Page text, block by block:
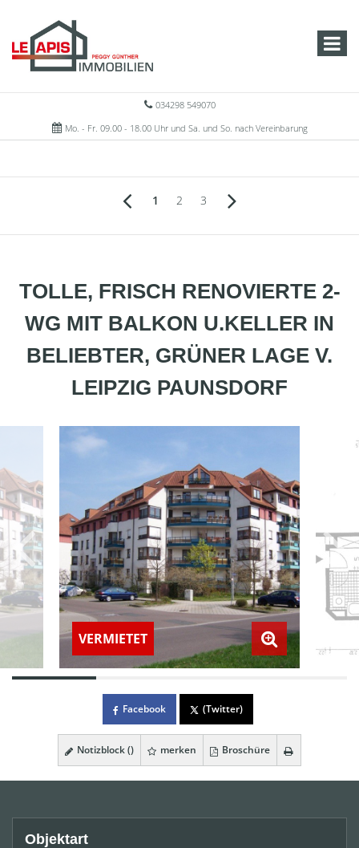
034298 549070
Mo. - Fr. 09.00 - 18.00 Uhr und Sa. und So. nach Vereinbarung
1 2 3
TOLLE, FRISCH RENOVIERTE 2-
WG MIT BALKON U.KELLER IN
BELIEBTER, GRÜNER LAGE V.
LEIPZIG PAUNSDORF
VERMIETET
Facebook (Twitter)
Notizblock () merken Broschüre
Objektart